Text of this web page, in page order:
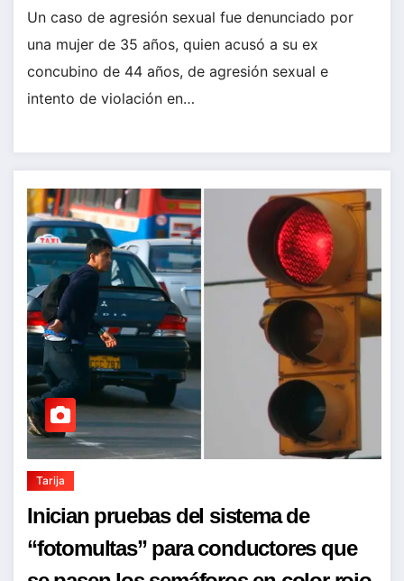
Un caso de agresión sexual fue denunciado por
una mujer de 35 años, quien acusó a su ex
concubino de 44 años, de agresión sexual e
intento de violación en…
Tarija
Inician pruebas del sistema de
“fotomultas” para conductores que